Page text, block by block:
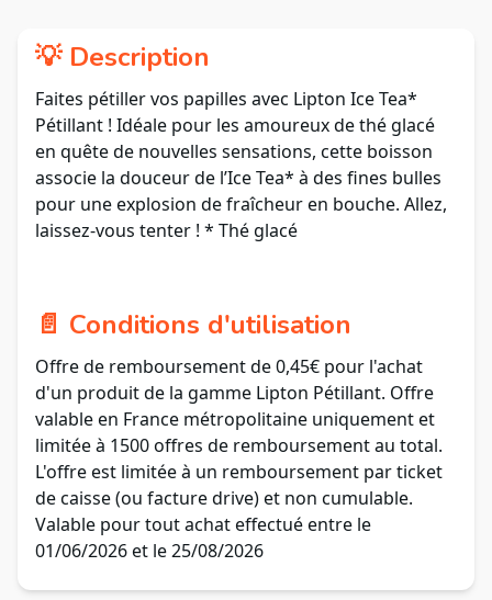
💡 Description
Faites pétiller vos papilles avec Lipton Ice Tea*
Pétillant ! Idéale pour les amoureux de thé glacé
en quête de nouvelles sensations, cette boisson
associe la douceur de l’Ice Tea* à des fines bulles
pour une explosion de fraîcheur en bouche. Allez,
laissez-vous tenter ! * Thé glacé
📄 Conditions d'utilisation
Offre de remboursement de 0,45€ pour l'achat
d'un produit de la gamme Lipton Pétillant. Offre
valable en France métropolitaine uniquement et
limitée à 1500 offres de remboursement au total.
L'offre est limitée à un remboursement par ticket
de caisse (ou facture drive) et non cumulable.
Valable pour tout achat effectué entre le
01/06/2026 et le 25/08/2026